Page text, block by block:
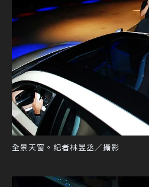
全景天窗。記者林昱丞／攝影